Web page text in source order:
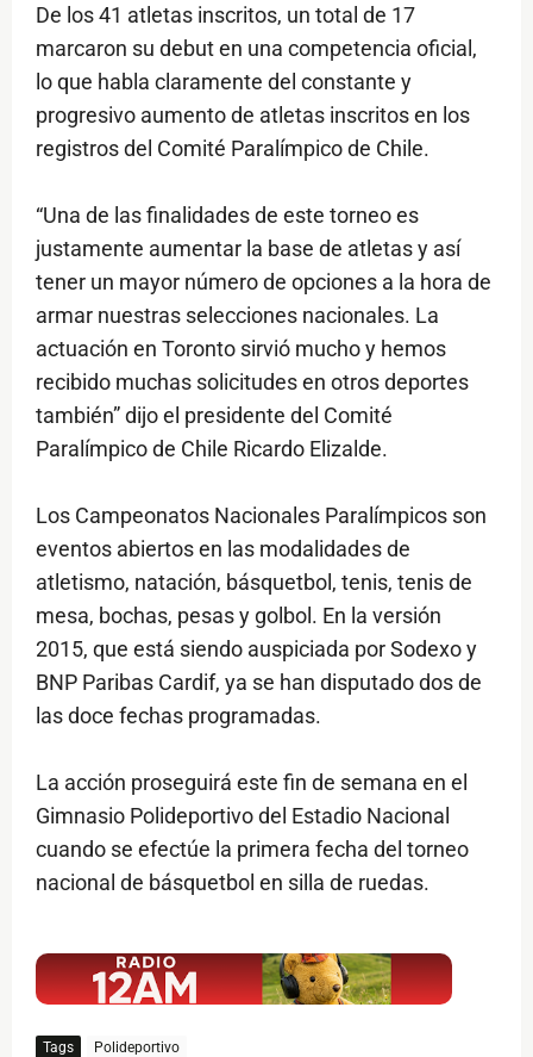
De los 41 atletas inscritos, un total de 17
marcaron su debut en una competencia oficial,
lo que habla claramente del constante y
progresivo aumento de atletas inscritos en los
registros del Comité Paralímpico de Chile.
“Una de las finalidades de este torneo es
justamente aumentar la base de atletas y así
tener un mayor número de opciones a la hora de
armar nuestras selecciones nacionales. La
actuación en Toronto sirvió mucho y hemos
recibido muchas solicitudes en otros deportes
también” dijo el presidente del Comité
Paralímpico de Chile Ricardo Elizalde.
Los Campeonatos Nacionales Paralímpicos son
eventos abiertos en las modalidades de
atletismo, natación, básquetbol, tenis, tenis de
mesa, bochas, pesas y golbol. En la versión
2015, que está siendo auspiciada por Sodexo y
BNP Paribas Cardif, ya se han disputado dos de
las doce fechas programadas.
La acción proseguirá este fin de semana en el
Gimnasio Polideportivo del Estadio Nacional
cuando se efectúe la primera fecha del torneo
nacional de básquetbol en silla de ruedas.
Tags Polideportivo